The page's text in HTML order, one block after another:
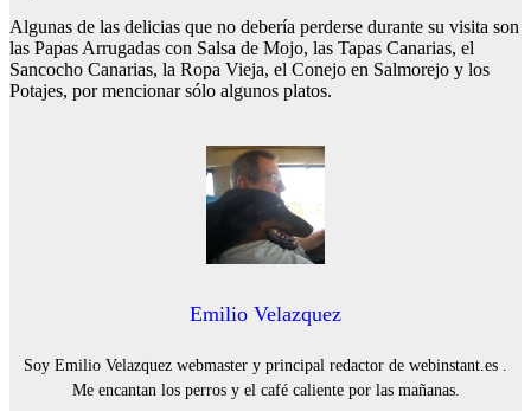
Algunas de las delicias que no debería perderse durante su visita son
las Papas Arrugadas con Salsa de Mojo, las Tapas Canarias, el
Sancocho Canarias, la Ropa Vieja, el Conejo en Salmorejo y los
Potajes, por mencionar sólo algunos platos.
Emilio Velazquez
Soy Emilio Velazquez webmaster y principal redactor de webinstant.es .
Me encantan los perros y el café caliente por las mañanas.